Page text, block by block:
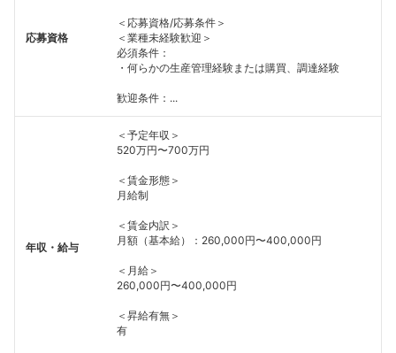
応募資格
＜応募資格/応募条件＞
＜業種未経験歓迎＞
必須条件：
・何らかの生産管理経験または購買、調達経験
歓迎条件：...
年収・給与
＜予定年収＞
520万円〜700万円
＜賃金形態＞
月給制
＜賃金内訳＞
月額（基本給）：260,000円〜400,000円
＜月給＞
260,000円〜400,000円
＜昇給有無＞
有